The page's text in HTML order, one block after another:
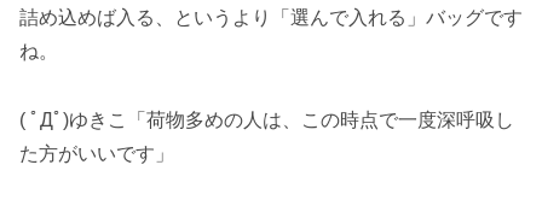
詰め込めば入る、というより「選んで入れる」バッグです
ね。
( ﾟДﾟ)ゆきこ「荷物多めの人は、この時点で一度深呼吸し
た方がいいです」